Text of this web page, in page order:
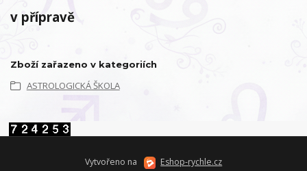
v přípravě
Zboží zařazeno v kategoriích
ASTROLOGICKÁ ŠKOLA
Vytvořeno na Eshop-rychle.cz